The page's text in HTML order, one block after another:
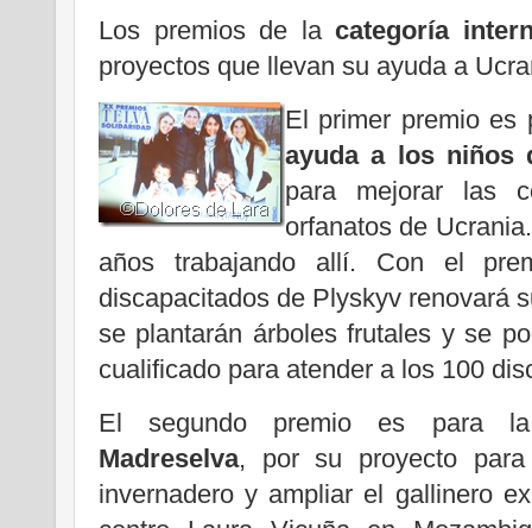
Los premios de la categoría
proyectos que llevan su ayuda a
El primer premio
ayuda a los niños
para mejorar las
orfanatos de
años trabajando allí. Con el
discapacitados de Plyskyv renovará
se plantarán árboles frutales y se
cualificado para atender a los 100
El segundo premio es para
Madreselva, por su proyecto para
invernadero y ampliar el gallinero